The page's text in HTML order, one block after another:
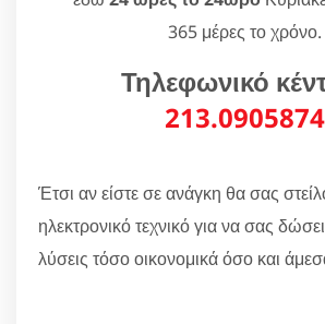
365 μέρες το χρόνο.
Τηλεφωνικό
213.0905874
Έτσι αν είστε σε ανάγκη θα σας
ηλεκτρονικό τεχνικό για να σας
λύσεις τόσο οικονομικά όσο και